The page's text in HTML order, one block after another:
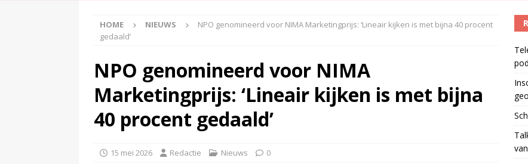
(TalkRadio lanceert meest actuele nieuwspodcast van Nederland
(Televisie wint snel terrein als apparaat voor podcasts)
HOME NIEUWS
NPO genomineerd voor NIMA Marketingprijs: ‘Lineair kijken is met bijna 40 procent
gedaald’
NPO genomineerd voor NIMA
Marketingprijs: ‘Lineair kijken is met bijna
40 procent gedaald’
15 mei 2026 Redactie Nieuws 0